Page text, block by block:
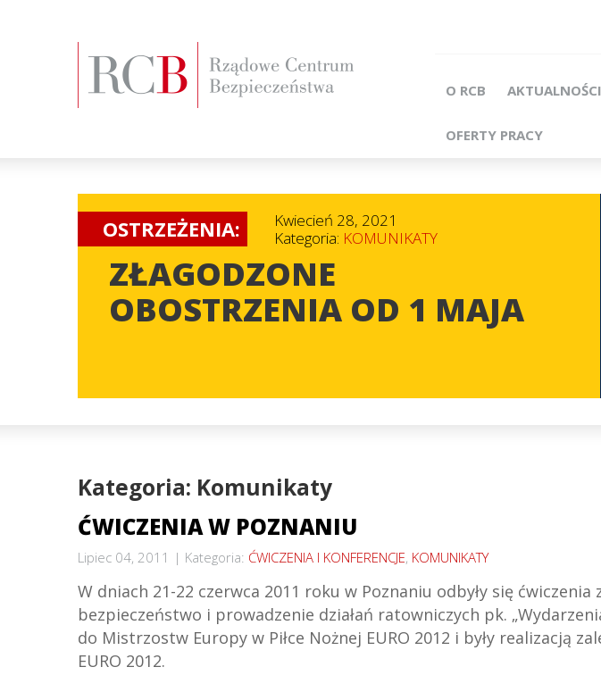
O RCB AKTUALNOŚCI
OFERTY PRACY
OSTRZEŻENIA:
Kwiecień 28, 2021
Kategoria: KOMUNIKATY
ZŁAGODZONE
OBOSTRZENIA OD 1 MAJA
Kategoria: Komunikaty
ĆWICZENIA W POZNANIU
Lipiec 04, 2011 Kategoria: ĆWICZENIA I KONFERENCJE, KOMUNIKATY
W dniach 21-22 czerwca 2011 roku w Poznaniu odbyły się
bezpieczeństwo i prowadzenie działań ratowniczych pk.
do Mistrzostw Europy w Piłce Nożnej EURO 2012 i były realizacją
EURO 2012.